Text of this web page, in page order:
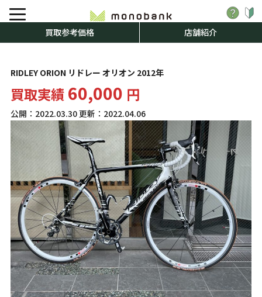
買取参考価格 店舗紹介
RIDLEY ORION リドレー オリオン 2012年
買取実績60,000 円
公開： 2022.03.30更新： 2022.04.06